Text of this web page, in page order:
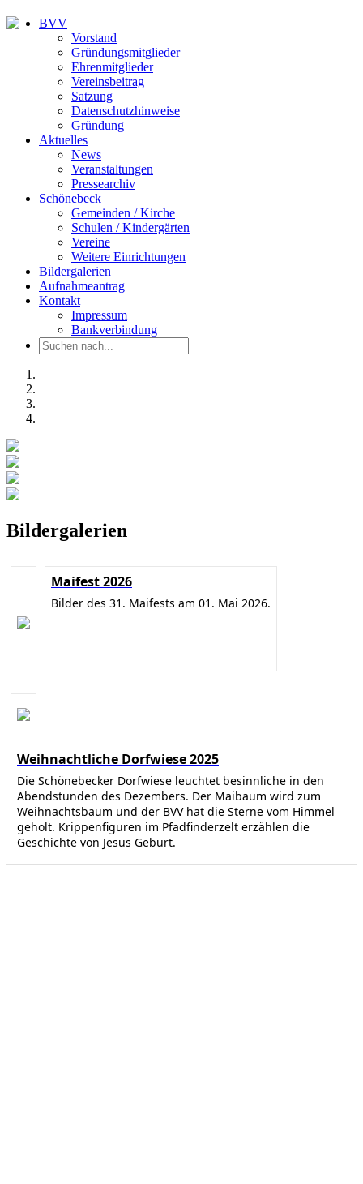
BVV
Vorstand
Gründungsmitglieder
Ehrenmitglieder
Vereinsbeitrag
Satzung
Datenschutzhinweise
Gründung
Aktuelles
News
Veranstaltungen
Pressearchiv
Schönebeck
Gemeinden / Kirche
Schulen / Kindergärten
Vereine
Weitere Einrichtungen
Bildergalerien
Aufnahmeantrag
Kontakt
Impressum
Bankverbindung
Bildergalerien
Maifest 2026
Bilder des 31. Maifests am 01. Mai 2026.
Weihnachtliche Dorfwiese 2025
Die Schönebecker Dorfwiese leuchtet besinnliche in den
Abendstunden des Dezembers. Der Maibaum wird zum
Weihnachtsbaum und der BVV hat die Sterne vom Himmel
geholt. Krippenfiguren im Pfadfinderzelt erzählen die
Geschichte von Jesus Geburt.